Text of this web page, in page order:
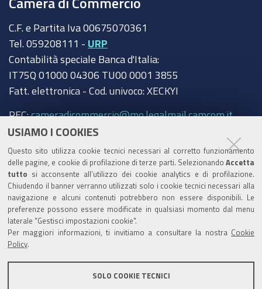
USIAMO I COOKIES
Questo sito utilizza cookie tecnici necessari al corretto funzionamento
delle pagine, e cookie di profilazione di terze parti. Selezionando Accetta
tutto si acconsente all’utilizzo dei cookie analytics e di profilazione.
Chiudendo il banner verranno utilizzati solo i cookie tecnici necessari alla
navigazione e alcuni contenuti potrebbero non essere disponibili. Le
preferenze possono essere modificate in qualsiasi momento dal menu
laterale "Gestisci impostazioni cookie".
Per maggiori informazioni, ti invitiamo a consultare la nostra Cookie
Policy
SOLO COOKIE TECNICI
Camera di Commercio
C.F. e Partita Iva 00675070361
Tel. 059208111 - URP
Contabilità speciale Banca d'Italia:
IT75Q 01000 04306 TU00 0001 3855
Fatt. elettronica - Cod. univoco: XECKYI
PEC:cameradicommercio@mo.legalmail.camcom.it
Trasparenza
Amministrazione trasparente
Albo Camerale
Pubblicità Legale
Area riservata Amministratori